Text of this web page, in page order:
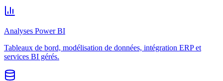
Analyses Power BI
Tableaux de bord, modélisation de données, intégration ERP et
services BI gérés.